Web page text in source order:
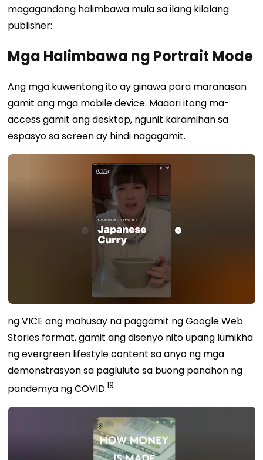
magagandang halimbawa mula sa ilang kilalang
publisher:
Mga Halimbawa ng Portrait Mode
Ang mga kuwentong ito ay ginawa para maranasan
gamit ang mga mobile device. Maaari itong ma-
access gamit ang desktop, ngunit karamihan sa
espasyo sa screen ay hindi nagagamit.
ng VICE ang mahusay na paggamit ng Google Web
Stories format, gamit ang disenyo nito upang lumikha
ng evergreen lifestyle content sa anyo ng mga
demonstrasyon sa pagluluto sa buong panahon ng
pandemya ng COVID.19